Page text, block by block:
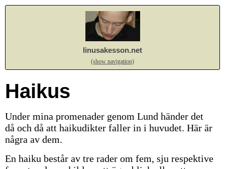
linusakesson.net
(show navigation)
Haikus
Under mina promenader genom Lund händer det
då och då att haikudikter faller in i huvudet. Här är
några av dem.
En haiku består av tre rader om fem, sju respektive